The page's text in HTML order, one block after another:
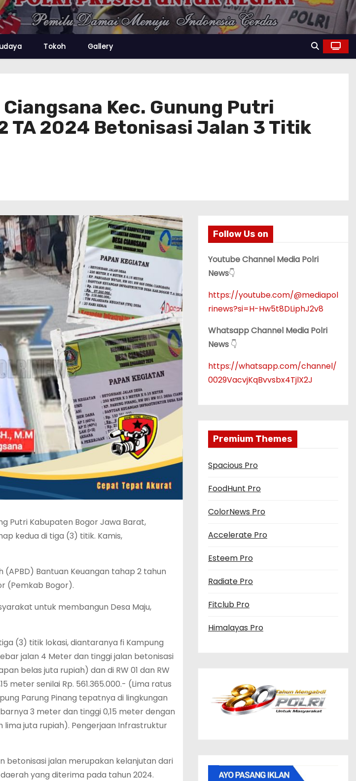
Tokoh Gallery
Kec. Gunung Putri
TA 2024 Betonisasi Jalan 3 Titik
Putri Kabupaten Bogor Jawa Barat,
kedua di tiga (3) titik. Kamis,
Bantuan Keuangan tahap 2 tahun
(Pemkab Bogor).
untuk membangun Desa Maju,
(3) titik lokasi, diantaranya fi Kampung
jalan 4 Meter dan tinggi jalan betonisasi
belas juta rupiah) dan di RW 01 dan RW
meter senilai Rp. 561.365.000.- (Lima ratus
Parung Pinang tepatnya di lingkungan
3 meter dan tinggi 0,15 meter dengan
lima juta rupiah). Pengerjaan Infrastruktur
betonisasi jalan merupakan kelanjutan dari
yang diterima pada tahun 2024.
Follow Us on
Youtube Channel Media Polri
News👇
https://youtube.com/@mediapol
rinews?si=H-Hw5t8DLiphJ2v8
Whatsapp Channel Media Polri
News 👇
https://whatsapp.com/channel/
0029VacvjKqBvvsbx4TjlX2J
Premium Themes
Spacious Pro
FoodHunt Pro
ColorNews Pro
Accelerate Pro
Esteem Pro
Radiate Pro
Fitclub Pro
Himalayas Pro